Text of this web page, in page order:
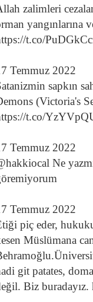
zalimleri
yangınlarına
t.co/
Temmuz 2022
sapkın
(Victoria's
t.co/
Temmuz 2022
Ne
Temmuz 2022
piç eder,
Müslümana
git patates,
Biz